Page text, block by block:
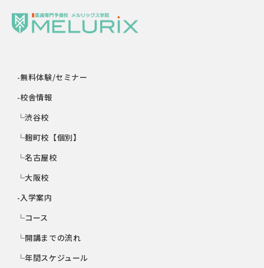
-無料体験/セミナー
-校舎情報
└渋谷校
└麹町校【個別】
└名古屋校
└大阪校
-入学案内
└コース
└開講までの流れ
└年間スケジュール